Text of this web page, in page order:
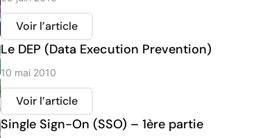
Voir l’article
Le DEP (Data Execution Prevention)
10 mai 2010
Voir l’article
Single Sign-On (SSO) – 1ère partie